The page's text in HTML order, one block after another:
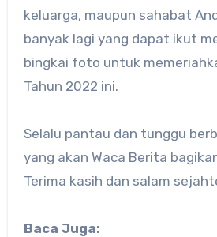
keluarga, maupun sahabat
banyak lagi yang dapat ikut
bingkai foto untuk
Tahun 2022 ini.
Selalu pantau dan tunggu
yang akan Waca Berita
Terima kasih dan salam
Baca Juga: